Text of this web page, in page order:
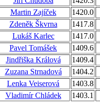
Martin Zajíček
1420.0
Zdeněk Škvrna
1417.8
Lukáš Karlec
1417.0
Pavel Tomášek
1409.6
Jindřiška Králová
1409.4
Zuzana Strnadová
1404.2
Lenka Veiserová
1403.8
Vladimír Chládek
1403.1